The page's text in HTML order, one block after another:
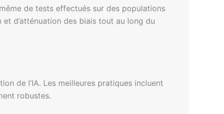
de tests effectués sur des populations
d’atténuation des biais tout au long du
de l’IA. Les meilleures pratiques incluent
robustes.